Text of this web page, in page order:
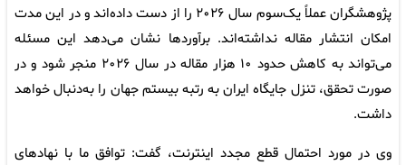
پژوهشگران عملاً یک‌سوم سال ۲۰۲۶ را از دست داده‌اند و در این مدت
امکان انتشار مقاله نداشته‌اند. برآوردها نشان می‌دهد این مسئله
می‌تواند به کاهش حدود ۱۰ هزار مقاله در سال ۲۰۲۶ منجر شود و در
صورت تحقق، تنزل جایگاه ایران به رتبه بیستم جهان را به‌دنبال خواهد
داشت.
وی در مورد احتمال قطع مجدد اینترنت، گفت: توافق ما با نهادهای